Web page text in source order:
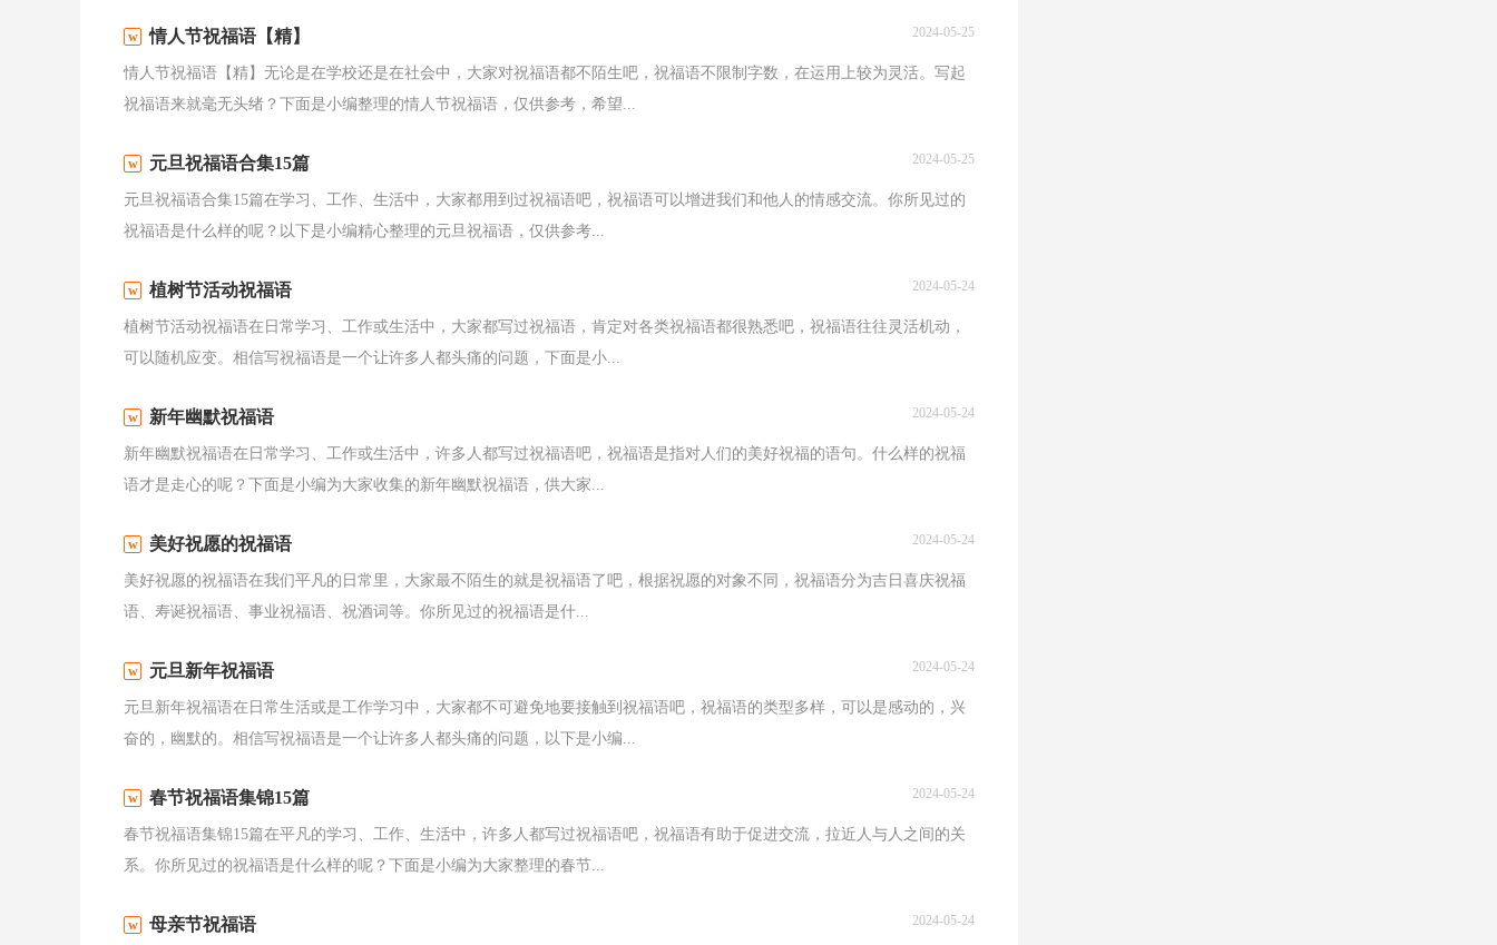
情人节祝福语【精】 2024-05-25
情人节祝福语【精】无论是在学校还是在社会中，大家对祝福语都不陌生吧，祝福语不限制字数，在运用上较为灵活。写起
祝福语来就毫无头绪？下面是小编整理的情人节祝福语，仅供参考，希望...
元旦祝福语合集15篇 2024-05-25
元旦祝福语合集15篇在学习、工作、生活中，大家都用到过祝福语吧，祝福语可以增进我们和他人的情感交流。你所见过的
祝福语是什么样的呢？以下是小编精心整理的元旦祝福语，仅供参考...
植树节活动祝福语 2024-05-24
植树节活动祝福语在日常学习、工作或生活中，大家都写过祝福语，肯定对各类祝福语都很熟悉吧，祝福语往往灵活机动，
可以随机应变。相信写祝福语是一个让许多人都头痛的问题，下面是小...
新年幽默祝福语 2024-05-24
新年幽默祝福语在日常学习、工作或生活中，许多人都写过祝福语吧，祝福语是指对人们的美好祝福的语句。什么样的祝福
语才是走心的呢？下面是小编为大家收集的新年幽默祝福语，供大家...
美好祝愿的祝福语 2024-05-24
美好祝愿的祝福语在我们平凡的日常里，大家最不陌生的就是祝福语了吧，根据祝愿的对象不同，祝福语分为吉日喜庆祝福
语、寿诞祝福语、事业祝福语、祝酒词等。你所见过的祝福语是什...
元旦新年祝福语 2024-05-24
元旦新年祝福语在日常生活或是工作学习中，大家都不可避免地要接触到祝福语吧，祝福语的类型多样，可以是感动的，兴
奋的，幽默的。相信写祝福语是一个让许多人都头痛的问题，以下是小编...
春节祝福语集锦15篇 2024-05-24
春节祝福语集锦15篇在平凡的学习、工作、生活中，许多人都写过祝福语吧，祝福语有助于促进交流，拉近人与人之间的关
系。你所见过的祝福语是什么样的呢？下面是小编为大家整理的春节...
母亲节祝福语 2024-05-24